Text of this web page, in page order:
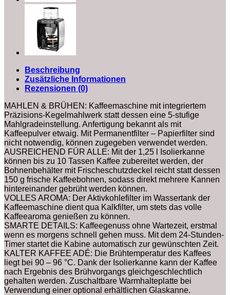
Warmhalteplatte
Beschreibung
Zusätzliche Informationen
Rezensionen (0)
MAHLEN & BRÜHEN: Kaffeemaschine mit integriertem
Präzisions-Kegelmahlwerk statt dessen eine 5-stufige
Mahlgradeinstellung. Anfertigung bekannt als mit
Kaffeepulver etwaig. Mit Permanentfilter – Papierfilter sind
nicht notwendig, können zugegeben verwendet werden.
AUSREICHEND FÜR ALLE: Mit der 1,25 l Isolierkanne
können bis zu 10 Tassen Kaffee zubereitet werden, der
Bohnenbehälter mit Frischeschutzdeckel reicht statt dessen
150 g frische Kaffeebohnen, sodass direkt mehrere Kannen
hintereinander gebrüht werden können.
VOLLES AROMA: Der Aktivkohlefilter im Wassertank der
Kaffeemaschine dient qua Kalkfilter, um stets das volle
Kaffeearoma genießen zu können.
SMARTE DETAILS: Kaffeegenuss ohne Wartezeit, erstmal
wenn es morgens schnell gehen muss. Mit dem 24-Stunden-
Timer startet die Kabine automatisch zur gewünschten Zeit.
KALTER KAFFEE ADÉ: Die Brühtemperatur des Kaffees
liegt bei 90 – 96 °C. Dank der Isolierkanne kann der Kaffee
nach Ergebnis des Brühvorgangs gleichgeschlechtlich
gehalten werden. Zuschaltbare Warmhalteplatte bei
Verwendung einer optional erhältlichen Glaskanne.